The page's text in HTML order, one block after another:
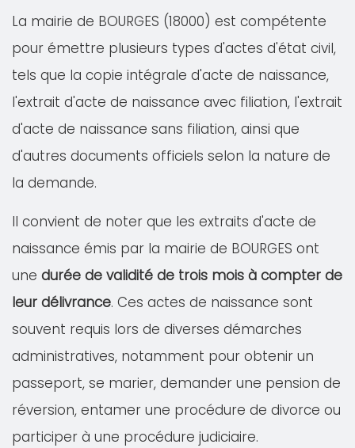
La mairie de BOURGES (18000) est compétente
pour émettre plusieurs types d'actes d'état civil,
tels que la copie intégrale d'acte de naissance,
l'extrait d'acte de naissance avec filiation, l'extrait
d'acte de naissance sans filiation, ainsi que
d'autres documents officiels selon la nature de
la demande.
Il convient de noter que les extraits d'acte de
naissance émis par la mairie de BOURGES ont
une durée de validité de trois mois à compter de
leur délivrance. Ces actes de naissance sont
souvent requis lors de diverses démarches
administratives, notamment pour obtenir un
passeport, se marier, demander une pension de
réversion, entamer une procédure de divorce ou
participer à une procédure judiciaire.